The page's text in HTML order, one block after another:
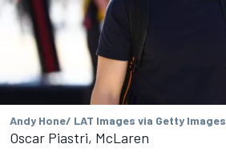
Andy Hone/ LAT Images via Getty Images
Oscar Piastri, McLaren